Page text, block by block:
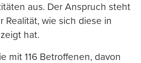
aus. Der Anspruch steht
Realität, wie sich diese in
hat.
mit 116 Betroffenen, davon